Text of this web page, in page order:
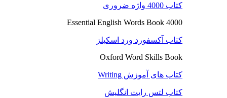
کتاب 4000 واژه ضروری
4000 Essential English Words Book
کتاب آکسفورد ورد اسکیلز
Oxford Word Skills Book
کتاب های آموزش Writing
کتاب لتس رایت انگلیش